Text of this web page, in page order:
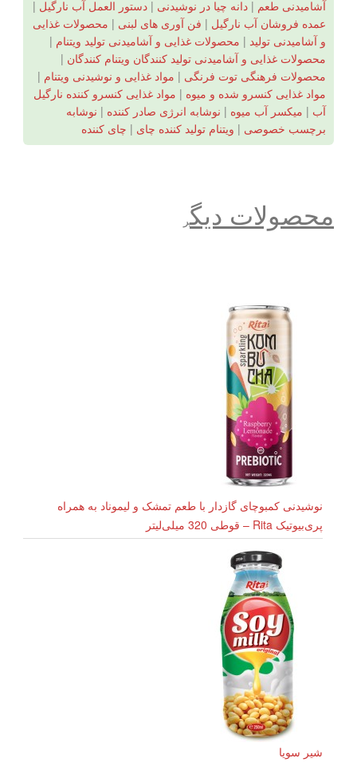
آشامیدنی طعم | دانه چیا در نوشیدنی | دستور العمل آب نارگیل |
عمده فروشان آب نارگیل | فن آوری های لبنی | محصولات غذایی
و آشامیدنی تولید | محصولات غذایی و آشامیدنی تولید ویتنام |
محصولات غذایی و آشامیدنی تولید کنندگان ویتنام کنندگان |
محصولات فرهنگی توت فرنگی | مواد غذایی و نوشیدنی ویتنام |
مواد غذایی کنسرو شده و میوه | مواد غذایی کنسرو کننده نارگیل
آب | میکسر آب میوه | نوشابه انرژی صادر کننده | نوشابه
برچسب خصوصی | ویتنام تولید کننده چای | چای کننده
محصولات دیگر
نوشیدنی کمبوچای گازدار با طعم تمشک و لیموناد به همراه
پری‌بیوتیک Rita – قوطی 320 میلی‌لیتر
شیر سویا